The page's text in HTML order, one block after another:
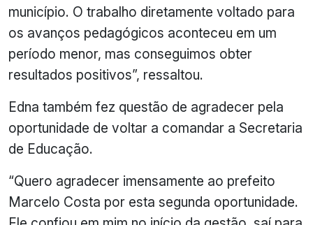
município. O trabalho diretamente voltado para
os avanços pedagógicos aconteceu em um
período menor, mas conseguimos obter
resultados positivos”, ressaltou.
Edna também fez questão de agradecer pela
oportunidade de voltar a comandar a Secretaria
de Educação.
“Quero agradecer imensamente ao prefeito
Marcelo Costa por esta segunda oportunidade.